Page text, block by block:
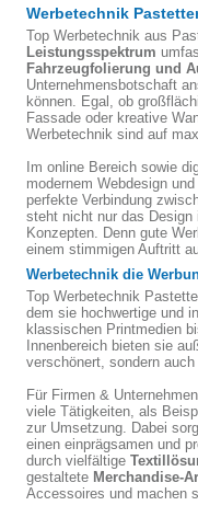
Werbetechnik
Top Werbetechnik aus
Leistungsspektrum
Fahrzeugfolierung und
Unternehmensbotschaft
können. Egal, ob
Fassade oder kreative
Werbetechnik sind auf
Im online Bereich sowie
modernem Webdesign
perfekte Verbindung
steht nicht nur das Design
Konzepten. Denn gute
einem stimmigen Auftritt
Werbetechnik die
Top Werbetechnik
dem sie hochwertige und
klassischen Printmedien
Innenbereich bieten sie
verschönert, sondern
Für Firmen &
viele Tätigkeiten, als
zur Umsetzung. Dabei
einen einprägsamen und
durch vielfältige
gestaltete Merchandise-
Accessoires und machen